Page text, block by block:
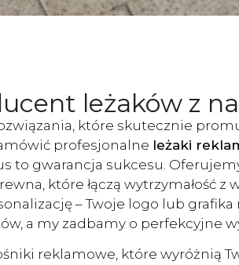
leżaków z
które skutecznie
profesjonalne leżaki
to gwarancja sukcesu.
które łączą wytrzymałość z
– Twoje logo lub grafika
a my zadbamy o perfekcyjne
reklamowe, które wyróżnią